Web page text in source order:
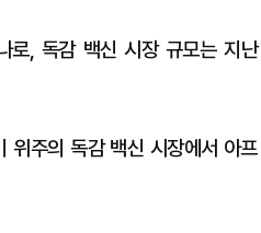
로, 독감 백신 시장 규모는 지난
위주의 독감 백신 시장에서 아프